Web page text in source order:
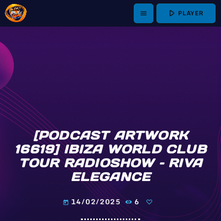
menu play_arrow PLAYER
[PODCAST ARTWORK
16619] IBIZA WORLD CLUB
TOUR RADIOSHOW – RIVA
ELEGANCE
today 14/02/2025 6